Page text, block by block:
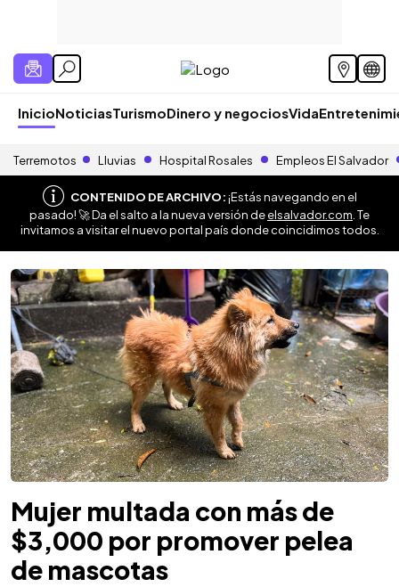
InicioNoticiasTurismoDinero y negociosVida
Terremotos Lluvias Hospital Rosales Empleos El Salvador
CONTENIDO DE ARCHIVO:¡Estás navegando en el
pasado! 🚀 Da el salto a la nueva versión deelsalvador.com . Te
invitamos a visitar el nuevo portal país donde coincidimos todos.
Mujer multada con más de
$3,000 por promover pelea
de mascotas